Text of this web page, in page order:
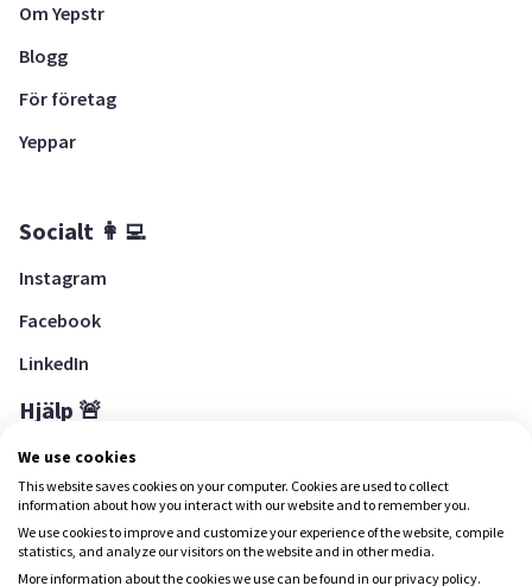
Om Yepstr
Blogg
För företag
Yeppar
Socialt 👩‍💻
Instagram
Facebook
LinkedIn
Hjälp 🚨
Hjälpcenter
Ladda ned Yepstr
We use cookies
This website saves cookies on your computer. Cookies are used to collect
information about how you interact with our website and to remember you.
We use cookies to improve and customize your experience of the website, compile
statistics, and analyze our visitors on the website and in other media.
More information about the cookies we use can be found in our privacy policy.